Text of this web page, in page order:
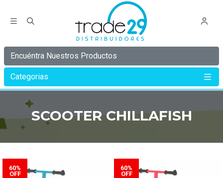
Encuéntra Nuestros Productos
Categorias
Inicio
SCOOTER CHILLAFISH
60%
OFF
60%
OFF